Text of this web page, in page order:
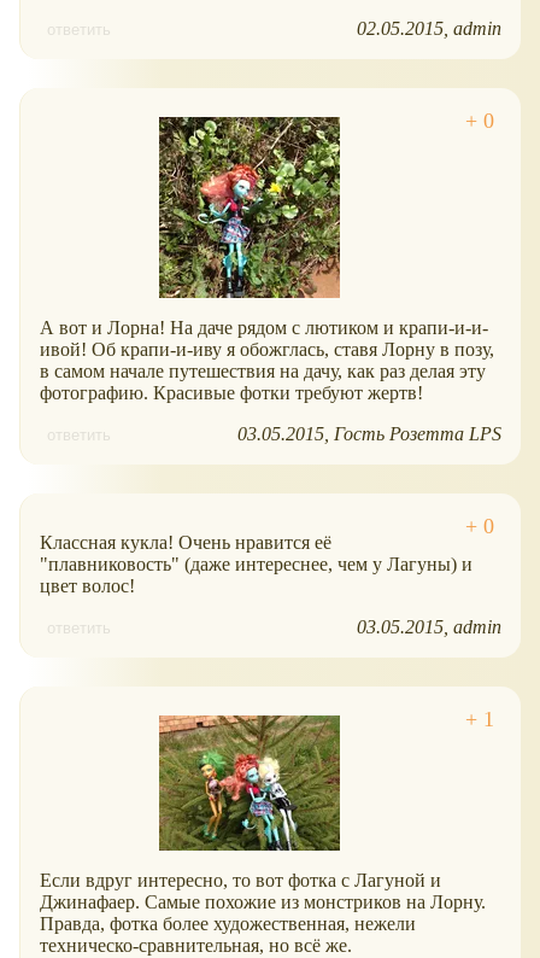
ответить 02.05.2015 admin
А вот и Лорна! На даче рядом с лютиком и крапи-и-и-
ивой! Об крапи-и-иву я обожглась, ставя Лорну в позу,
в самом начале путешествия на дачу, как раз делая эту
фотографию. Красивые фотки требуют жертв!
ответить 03.05.2015 Гость Розетта LPS
Классная кукла! Очень нравится её
"плавниковость" (даже интереснее, чем у Лагуны) и
цвет волос!
ответить 03.05.2015 admin
Если вдруг интересно, то вот фотка с Лагуной и
Джинафаер. Самые похожие из монстриков на Лорну.
Правда, фотка более художественная, нежели
техническо-сравнительная, но всё же.